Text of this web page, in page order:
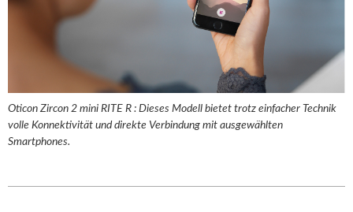
Oticon Zircon 2 mini RITE R : Dieses Modell bietet trotz einfacher Technik
volle Konnektivität und direkte Verbindung mit ausgewählten
Smartphones.